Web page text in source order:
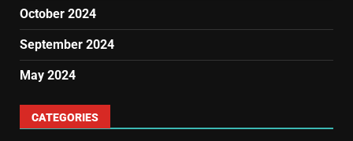
October 2024
September 2024
May 2024
CATEGORIES